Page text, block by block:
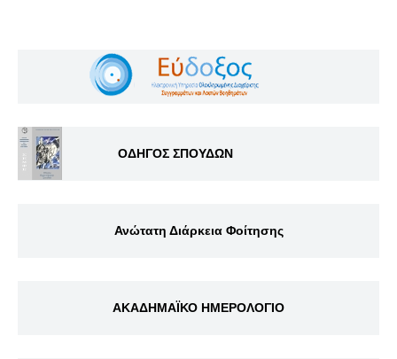
ΟΔΗΓΟΣ ΣΠΟΥΔΩΝ
Ανώτατη Διάρκεια Φοίτησης
ΑΚΑΔΗΜΑΪΚΟ ΗΜΕΡΟΛΟΓΙΟ